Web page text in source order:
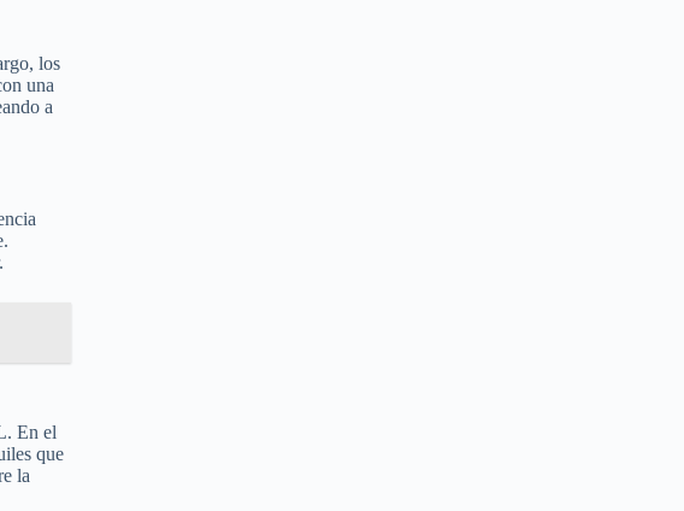
los
una
a
En el
que
la